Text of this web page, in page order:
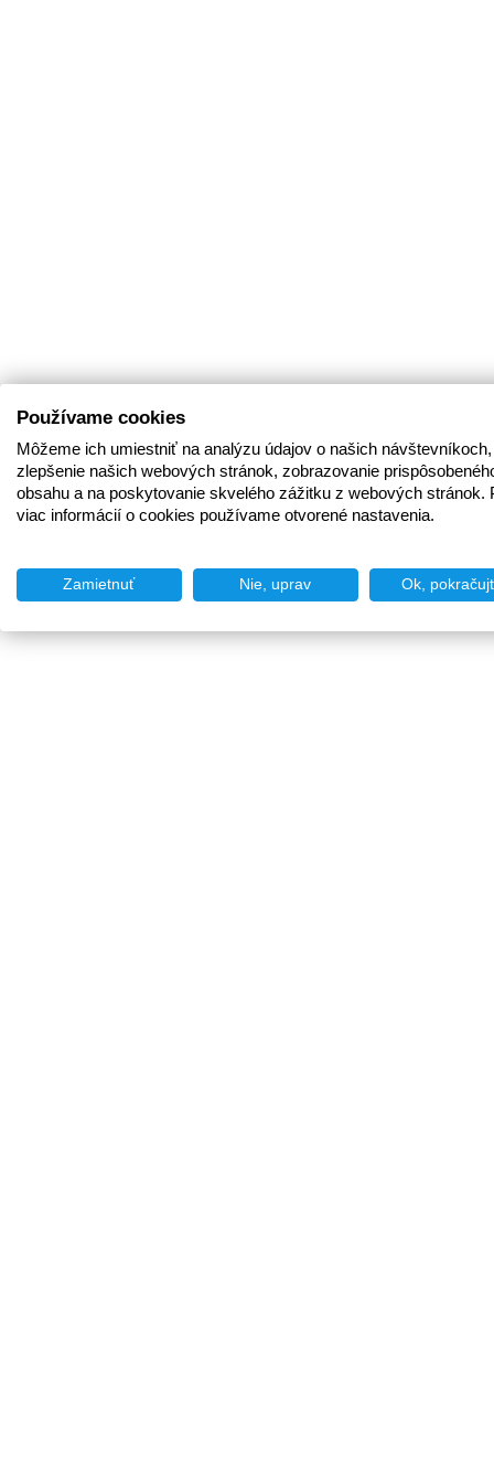
Používame cookies
Môžeme ich umiestniť na analýzu údajov o našich
zlepšenie našich webových stránok, zobrazovanie
obsahu a na poskytovanie skvelého zážitku z webových stránok.
viac informácií o cookies používame otvorené nastavenia.
Zamietnuť Nie, uprav Ok,